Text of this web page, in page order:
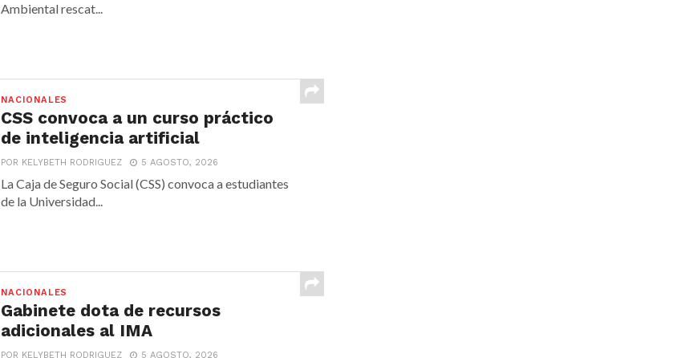
Ambiental rescat...
NACIONALES
CSS convoca a un curso práctico
de inteligencia artificial
POR KELYBETH RODRIGUEZ 5 AGOSTO, 2026
La Caja de Seguro Social (CSS) convoca a estudiantes
de la Universidad...
NACIONALES
Gabinete dota de recursos
adicionales al IMA
POR KELYBETH RODRIGUEZ 5 AGOSTO, 2026